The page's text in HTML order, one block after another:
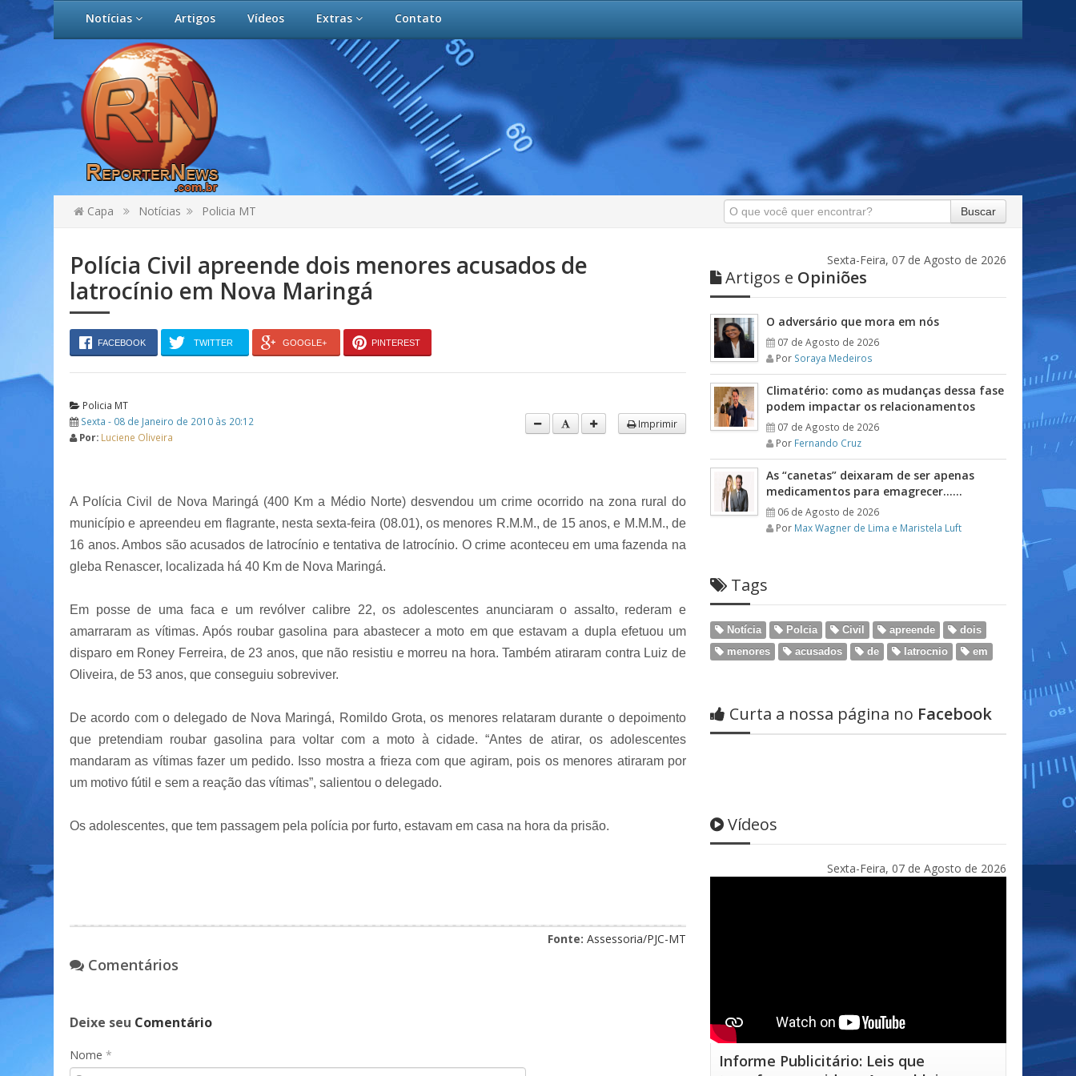
Notícias Artigos Vídeos Extras Contato
Capa Notícias Policia MT Buscar
Polícia Civil apreende dois menores acusados de
latrocínio em Nova Maringá
FACEBOOK TWITTER GOOGLE+ PINTEREST
Policia MT
Sexta - 08 de Janeiro de 2010 às 20:12
Por: Luciene Oliveira
Imprimir
A Polícia Civil de Nova Maringá (400 Km a Médio Norte) desvendou um crime ocorrido na zona rural do
município e apreendeu em flagrante, nesta sexta-feira (08.01), os menores R.M.M., de 15 anos, e M.M.M., de
16 anos. Ambos são acusados de latrocínio e tentativa de latrocínio. O crime aconteceu em uma fazenda na
gleba Renascer, localizada há 40 Km de Nova Maringá.
Em posse de uma faca e um revólver calibre 22, os adolescentes anunciaram o assalto, rederam e
amarraram as vítimas. Após roubar gasolina para abastecer a moto em que estavam a dupla efetuou um
disparo em Roney Ferreira, de 23 anos, que não resistiu e morreu na hora. Também atiraram contra Luiz de
Oliveira, de 53 anos, que conseguiu sobreviver.
De acordo com o delegado de Nova Maringá, Romildo Grota, os menores relataram durante o depoimento
que pretendiam roubar gasolina para voltar com a moto à cidade. “Antes de atirar, os adolescentes
mandaram as vítimas fazer um pedido. Isso mostra a frieza com que agiram, pois os menores atiraram por
um motivo fútil e sem a reação das vítimas”, salientou o delegado.
Os adolescentes, que tem passagem pela polícia por furto, estavam em casa na hora da prisão.
Fonte: Assessoria/PJC-MT
Comentários
Deixe seu Comentário
Nome *
Sexta-Feira, 07 de Agosto de 2026
Artigos e Opiniões
O adversário que mora em nós
07 de Agosto de 2026
Por Soraya Medeiros
Climatério: como as mudanças dessa fase
podem impactar os relacionamentos
07 de Agosto de 2026
Por Fernando Cruz
As “canetas” deixaram de ser apenas
medicamentos para emagrecer……
06 de Agosto de 2026
Por Max Wagner de Lima e Maristela Luft
Tags
Notícia Polcia Civil apreende
dois
menores
acusados de latrocnio em
Curta a nossa página no Facebook
Vídeos
Sexta-Feira, 07 de Agosto de 2026
Informe Publicitário: Leis que